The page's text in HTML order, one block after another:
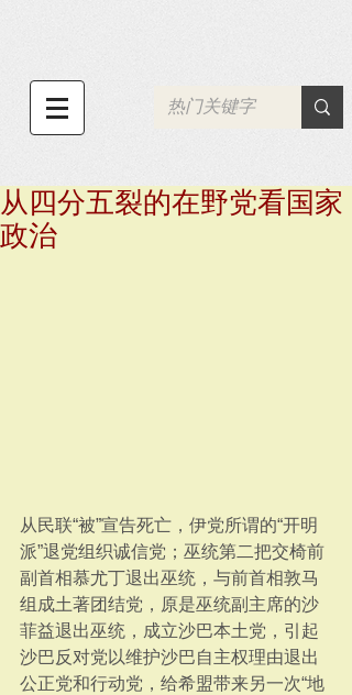
从四分五裂的在野党看国家
政治
从民联“被”宣告死亡，伊党所谓的“开明
派”退党组织诚信党；巫统第二把交椅前
副首相慕尤丁退出巫统，与前首相敦马
组成土著团结党，原是巫统副主席的沙
菲益退出巫统，成立沙巴本土党，引起
沙巴反对党以维护沙巴自主权理由退出
公正党和行动党，给希盟带来另一次“地